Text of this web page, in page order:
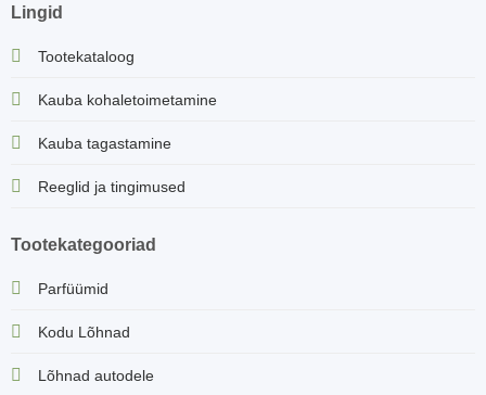
Lingid
Tootekataloog
Kauba kohaletoimetamine
Kauba tagastamine
Reeglid ja tingimused
Tootekategooriad
Parfüümid
Kodu Lõhnad
Lõhnad autodele